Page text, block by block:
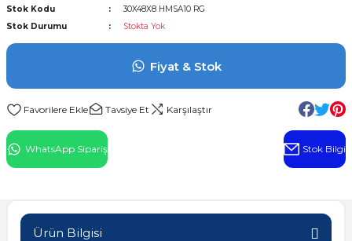
Stok Kodu
30X48X8 HMSA10 RG
Stok Durumu
Stokta Yok
Fiyat & Stok
Tavsiye Et Karşılaştır
WhatsApp Sipariş Stok Bilgi
Ürün Bilgisi